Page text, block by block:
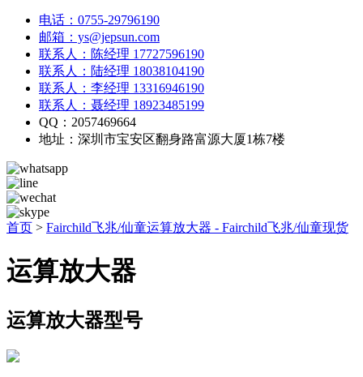
电话：0755-29796190
邮箱：ys@jepsun.com
联系人：陈经理 17727596190
联系人：陆经理 18038104190
联系人：李经理 13316946190
联系人：聂经理 18923485199
QQ：2057469664
地址：深圳市宝安区翻身路富源大厦1栋7楼
首页 > Fairchild飞兆/仙童运算放大器 - Fairchild飞兆/仙童现货
运算放大器
运算放大器型号